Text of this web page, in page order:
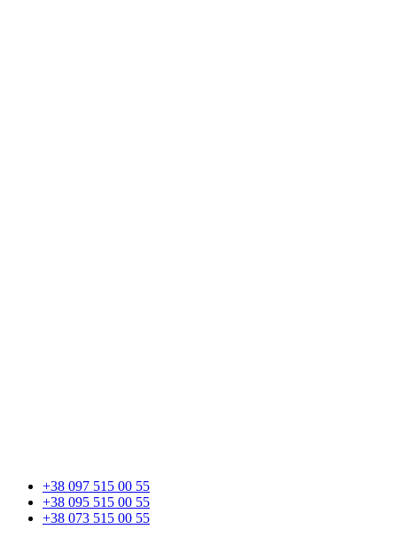
+38 097 515 00 55
+38 095 515 00 55
+38 073 515 00 55